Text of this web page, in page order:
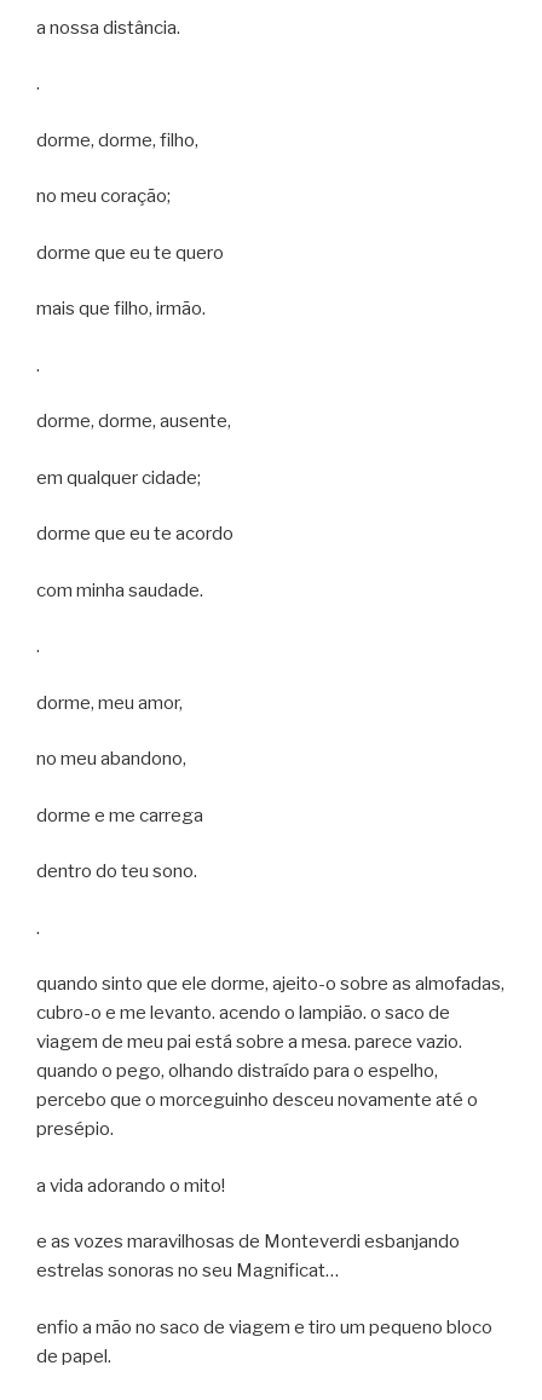
a nossa distância.
.
dorme, dorme, filho,
no meu coração;
dorme que eu te quero
mais que filho, irmão.
.
dorme, dorme, ausente,
em qualquer cidade;
dorme que eu te acordo
com minha saudade.
.
dorme, meu amor,
no meu abandono,
dorme e me carrega
dentro do teu sono.
.
quando sinto que ele dorme, ajeito-o sobre as almofadas,
cubro-o e me levanto. acendo o lampião. o saco de
viagem de meu pai está sobre a mesa. parece vazio.
quando o pego, olhando distraído para o espelho,
percebo que o morceguinho desceu novamente até o
presépio.
a vida adorando o mito!
e as vozes maravilhosas de Monteverdi esbanjando
estrelas sonoras no seu Magnificat…
enfio a mão no saco de viagem e tiro um pequeno bloco
de papel.